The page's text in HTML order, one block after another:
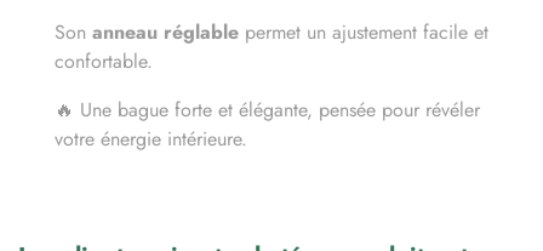
Son anneau réglable permet un ajustement facile et
confortable.
🔥 Une bague forte et élégante, pensée pour révéler
votre énergie intérieure.